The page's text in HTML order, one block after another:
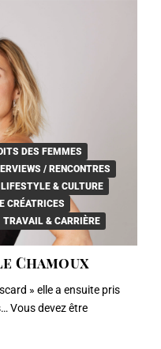
DES FEMMES
/ RENCONTRES
LIFESTYLE & CULTURE
CRÉATRICES
TRAVAIL & CARRIÈRE
Chamoux
» elle a ensuite pris
Vous devez être